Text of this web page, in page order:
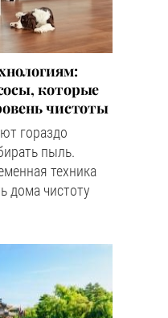
которые
чистоты
гораздо
пыль.
техника
дома чистоту